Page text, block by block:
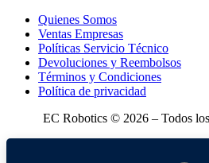
Quienes Somos
Ventas Empresas
Políticas Servicio Técnico
Devoluciones y Reembolsos
Términos y Condiciones
Política de privacidad
EC Robotics © 2026 – Todos